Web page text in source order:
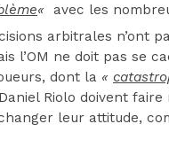
«
avec les
arbitrales n’ont
l’OM ne doit pas se
dont la «
Riolo doivent faire
leur attitude,